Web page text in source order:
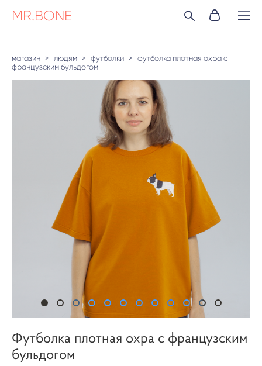
MR.BONE
магазин > людям > футболки > футболка плотная охра с
французским бульдогом
Футболка плотная охра с французским
бульдогом